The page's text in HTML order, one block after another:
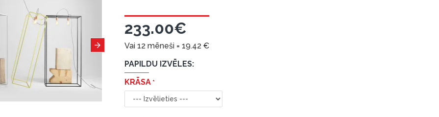
233.00€
Vai 12 mēneši = 19.42 €
PAPILDU IZVĒLES:
KRĀSA